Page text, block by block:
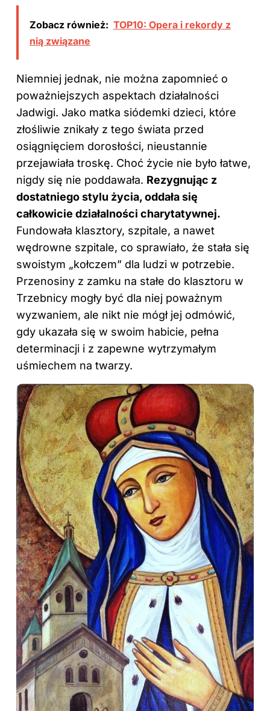
Zobacz również: TOP10: Opera i rekordy z
nią związane
Niemniej jednak, nie można zapomnieć o
poważniejszych aspektach działalności
Jadwigi. Jako matka siódemki dzieci, które
złośliwie znikały z tego świata przed
osiągnięciem dorosłości, nieustannie
przejawiała troskę. Choć życie nie było łatwe,
nigdy się nie poddawała. Rezygnując z
dostatniego stylu życia, oddała się
całkowicie działalności charytatywnej.
Fundowała klasztory, szpitale, a nawet
wędrowne szpitale, co sprawiało, że stała się
swoistym „kołczem” dla ludzi w potrzebie.
Przenosiny z zamku na stałe do klasztoru w
Trzebnicy mogły być dla niej poważnym
wyzwaniem, ale nikt nie mógł jej odmówić,
gdy ukazała się w swoim habicie, pełna
determinacji i z zapewne wytrzymałym
uśmiechem na twarzy.